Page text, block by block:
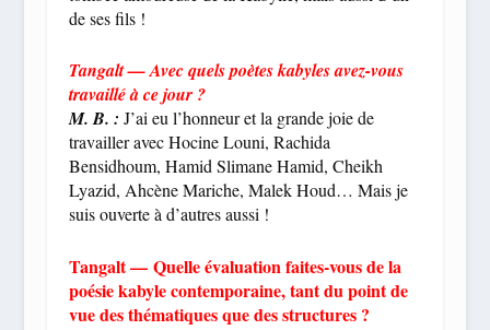
de ses fils !
Tangalt — Avec quels poètes kabyles avez-vous
travaillé à ce jour ?
M. B. : J’ai eu l’honneur et la grande joie de
travailler avec Hocine Louni, Rachida
Bensidhoum, Hamid Slimane Hamid, Cheikh
Lyazid, Ahcène Mariche, Malek Houd… Mais je
suis ouverte à d’autres aussi !
Tangalt — Quelle évaluation faites-vous de la
poésie kabyle contemporaine, tant du point de
vue des thématiques que des structures ?